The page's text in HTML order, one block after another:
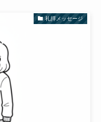
礼拝メッセージ